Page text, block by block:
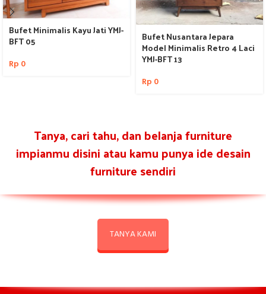
Bufet Minimalis Kayu Jati YMJ-
BFT 05
Rp 0
Bufet Nusantara Jepara
Model Minimalis Retro 4 Laci
YMJ-BFT 13
Rp 0
Tanya, cari tahu, dan belanja furniture
impianmu disini atau kamu punya ide desain
furniture sendiri
TANYA KAMI